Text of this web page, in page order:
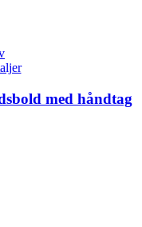
med håndtag